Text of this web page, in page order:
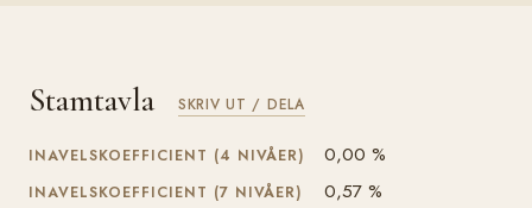
Stamtavla SKRIV UT / DELA
INAVELSKOEFFICIENT (4 NIVÅER) 0,00 %
INAVELSKOEFFICIENT (7 NIVÅER) 0,57 %